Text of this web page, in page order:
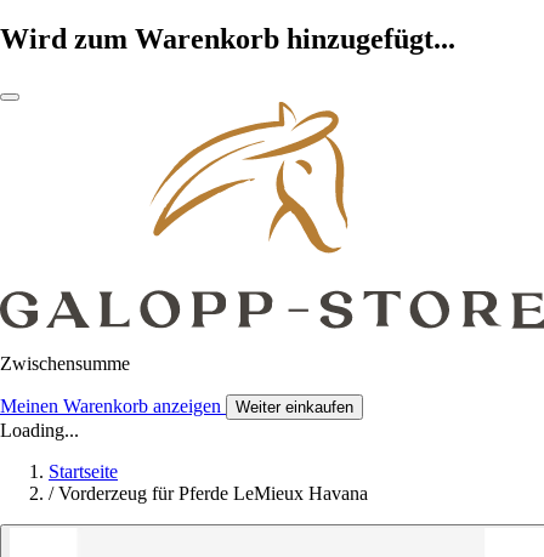
Wird zum Warenkorb hinzugefügt...
Zwischensumme
Meinen Warenkorb anzeigen Weiter einkaufen
Loading...
Startseite
/ Vorderzeug für Pferde LeMieux Havana